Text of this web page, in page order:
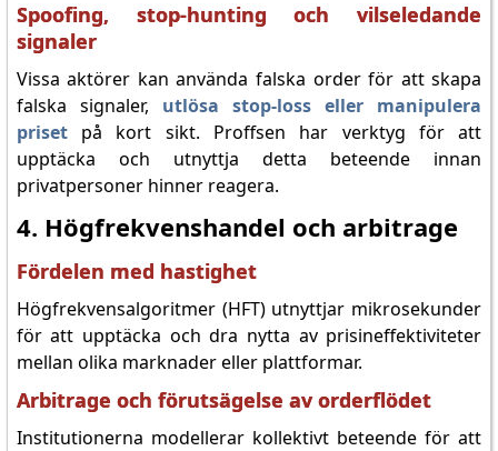
Spoofing, stop-hunting och vilseledande
signaler
Vissa aktörer kan använda falska order för att skapa
falska signaler, utlösa stop-loss eller manipulera
prisetpå kort sikt. Proffsen har verktyg för att
upptäcka och utnyttja detta beteende innan
privatpersoner hinner reagera.
4. Högfrekvenshandel och arbitrage
Fördelen med hastighet
Högfrekvensalgoritmer (HFT) utnyttjar mikrosekunder
för att upptäcka och dra nytta av prisineffektiviteter
mellan olika marknader eller plattformar.
Arbitrage och förutsägelse av orderflödet
Institutionerna modellerar kollektivt beteende för att